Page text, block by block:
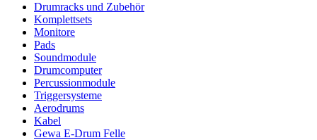
Drumracks und Zubehör
Komplettsets
Monitore
Pads
Soundmodule
Drumcomputer
Percussionmodule
Triggersysteme
Aerodrums
Kabel
Gewa E-Drum Felle